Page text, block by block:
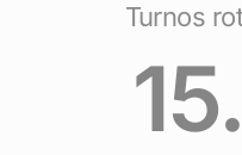
Turnos